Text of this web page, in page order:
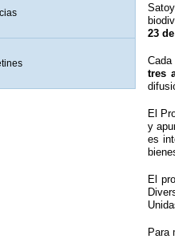
23
tres
El
y
es
El
Para